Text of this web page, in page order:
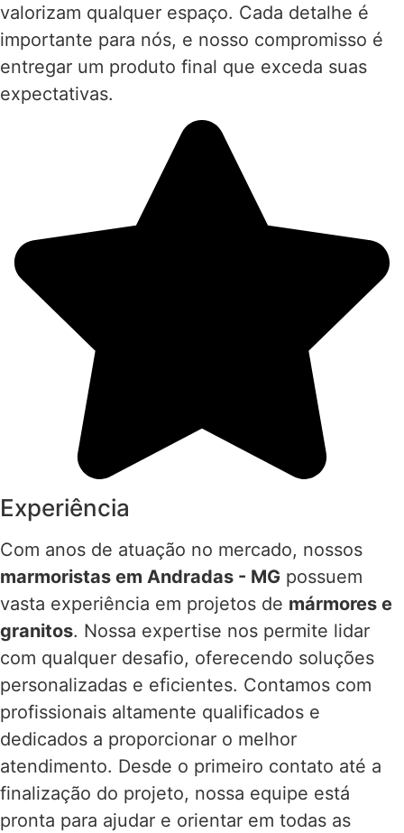
valorizam qualquer espaço. Cada detalhe é
importante para nós, e nosso compromisso é
entregar um produto final que exceda suas
expectativas.
Experiência
Com anos de atuação no mercado, nossos
marmoristas em Andradas - MG possuem
vasta experiência em projetos de mármores e
granitos. Nossa expertise nos permite lidar
com qualquer desafio, oferecendo soluções
personalizadas e eficientes. Contamos com
profissionais altamente qualificados e
dedicados a proporcionar o melhor
atendimento. Desde o primeiro contato até a
finalização do projeto, nossa equipe está
pronta para ajudar e orientar em todas as